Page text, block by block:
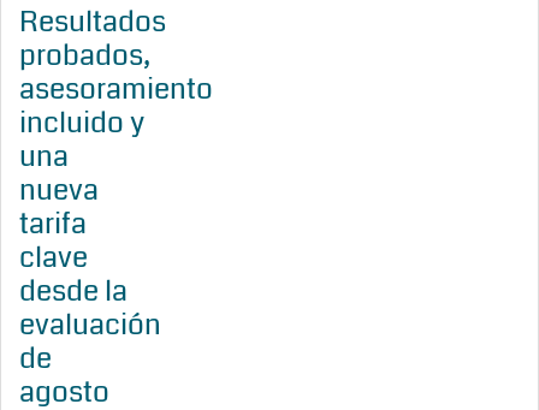
Resultados
probados,
asesoramiento
incluido y
una
nueva
tarifa
clave
desde la
evaluación
de
agosto